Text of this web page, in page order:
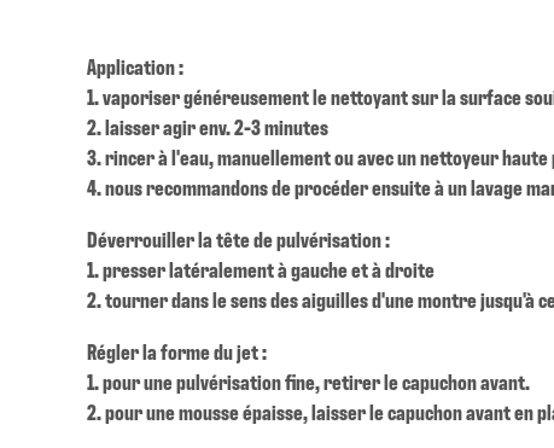
Application :
1. vaporiser généreusement le nettoyant sur la surface
2. laisser agir env. 2-3 minutes
3. rincer à l'eau, manuellement ou avec un nettoyeur
4. nous recommandons de procéder ensuite à un lavage
Déverrouiller la tête de pulvérisation :
1. presser latéralement à gauche et à droite
2. tourner dans le sens des aiguilles d'une montre jusqu'à
Régler la forme du jet :
1. pour une pulvérisation fine, retirer le capuchon avant.
2. pour une mousse épaisse, laisser le capuchon avant en